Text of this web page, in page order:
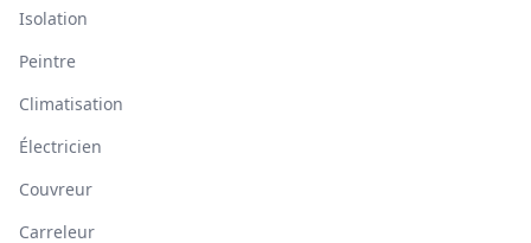
Isolation
Peintre
Climatisation
Électricien
Couvreur
Carreleur